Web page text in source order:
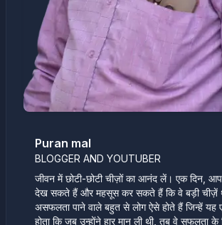
Puran mal
BLOGGER AND YOUTUBER
जीवन में छोटी-छोटी चीज़ों का आनंद लें। एक दिन,
देख सकते हैं और महसूस कर सकते हैं कि वे बड़ी चीज़ें
असफलता पाने वाले बहुत से लोग ऐसे होते हैं जिन्हें यह
होता कि जब उन्होंने हार मान ली थी, तब वे सफलता